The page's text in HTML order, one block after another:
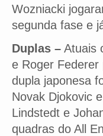
Wozniacki
segunda fase e
Duplas – Atuais
e Roger
dupla japonesa
Novak Djokovic
Lindstedt e
quadras do All